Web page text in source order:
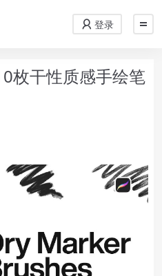
登录
枚干性质感手绘笔